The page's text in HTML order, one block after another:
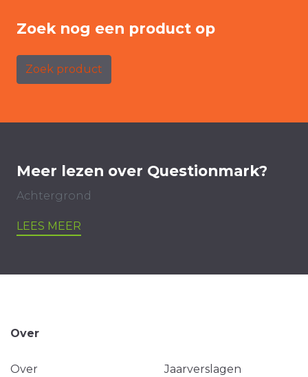
Zoek nog een product op
Zoek product
Meer lezen over Questionmark?
Achtergrond
LEES MEER
Over
Over Jaarverslagen